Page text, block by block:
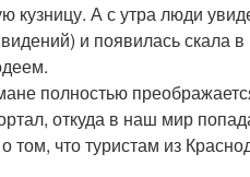
кузницу. А с утра люди
и появилась скала
полностью
откуда в наш мир
что туристам из